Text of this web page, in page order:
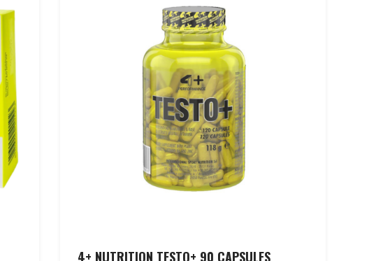
4+ NUTRITION TESTO+ 90 CAPSULES